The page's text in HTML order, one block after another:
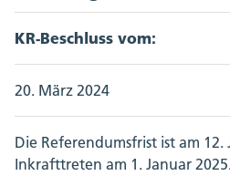
KR-Beschluss vom:
20. März 2024
Die Referendumsfrist ist am
Inkrafttreten am 1. Januar